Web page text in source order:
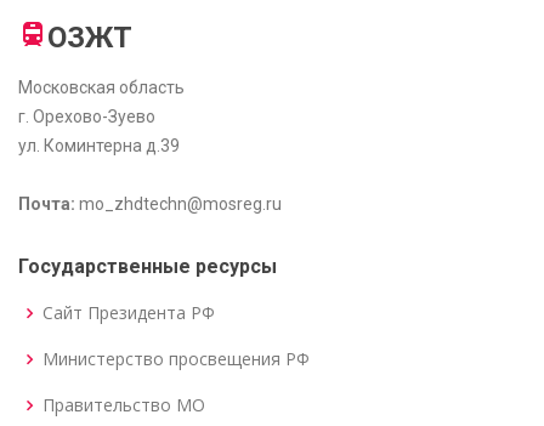
ОЗЖТ
Московская область
г. Орехово-Зуево
ул. Коминтерна д.39
Почта: mo_zhdtechn@mosreg.ru
Государственные ресурсы
Сайт Президента РФ
Министерство просвещения РФ
Правительство МО